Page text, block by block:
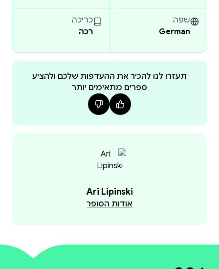
Schriften seiner großen Vorgänger wie z.B. Raschi, Ibn
Esra, Maimonides (Rambam) oder Nachmanides
(Ramban). Ari Lipinski präsentiert eine Serie
wunderbarer Gedanken und Erläuterungen der
Gelehrten u.a. zu der zweiten Version der 10 Gebote /
10 Reden (Geist der Gesetze, Recht und
Gerechtigkeit), zur Sünde der Kundschafter, zur
symbolischen Bedeutung des Stiftzeltes / Mischkan
(Sünde und Sühne), zum Gebot Höre Israel / Schema
die hebräischen Namen der 24 Bücher der
hebräischen Bibel, die Namen der 54 Torah-
Ewigen sowie die hebräischen Namen der Bäume und
Löwe und Lamm. Sie erhalten ein Glossar von Bibel-
Begriffen und Kurzbiographien vieler Bibel-Gelehrter,
שפה
German
כריכה
רכה
תעזרו לנו להכיר את ההעדפות שלכם ולהציע
ספרים מתאימים יותר
Ari Lipinski
אודות הסופר